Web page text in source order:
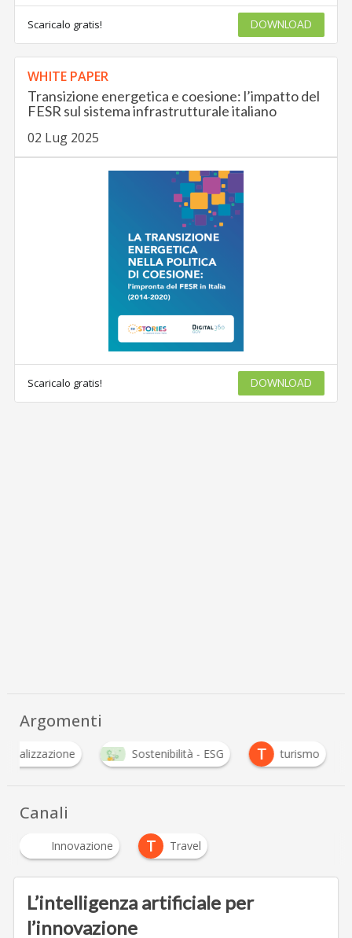
Scaricalo gratis! DOWNLOAD
WHITE PAPER
Transizione energetica e coesione: l’impatto del
FESR sul sistema infrastrutturale italiano
02 Lug 2025
Scaricalo gratis! DOWNLOAD
Argomenti
Sostenibilità - ESG T turismo
Canali
Innovazione T Travel
L’intelligenza artificiale per
l’innovazione